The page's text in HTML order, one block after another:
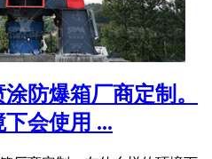
防爆箱厂商定制。
会使用 ...